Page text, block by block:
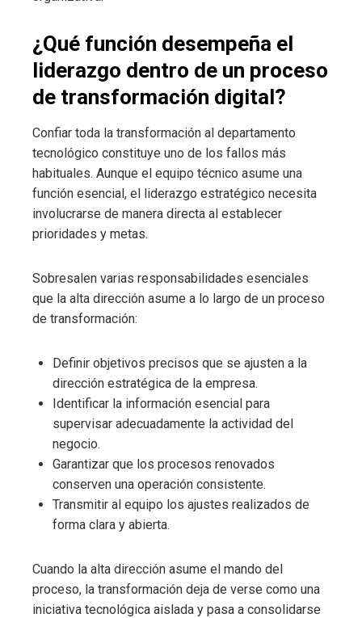
¿Qué función desempeña el
liderazgo dentro de un proceso
de transformación digital?
Confiar toda la transformación al departamento
tecnológico constituye uno de los fallos más
habituales. Aunque el equipo técnico asume una
función esencial, el liderazgo estratégico necesita
involucrarse de manera directa al establecer
prioridades y metas.
Sobresalen varias responsabilidades esenciales
que la alta dirección asume a lo largo de un proceso
de transformación:
Definir objetivos precisos que se ajusten a la
dirección estratégica de la empresa.
Identificar la información esencial para
supervisar adecuadamente la actividad del
negocio.
Garantizar que los procesos renovados
conserven una operación consistente.
Transmitir al equipo los ajustes realizados de
forma clara y abierta.
Cuando la alta dirección asume el mando del
proceso, la transformación deja de verse como una
iniciativa tecnológica aislada y pasa a consolidarse